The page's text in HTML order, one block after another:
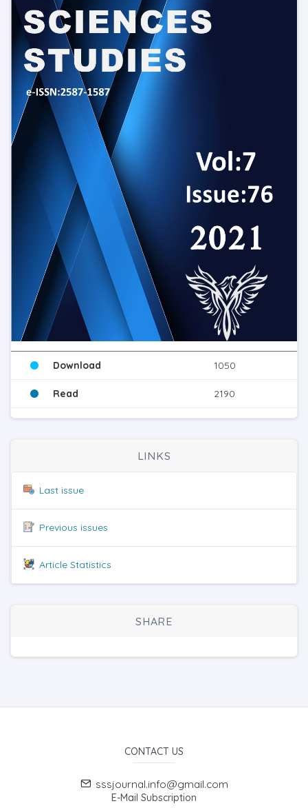
Download 1050
Read 2190
LINKS
Last issue
Previous issues
Article Statistics
SHARE
CONTACT US
sssjournal.info@gmail.com
E-Mail Subscription